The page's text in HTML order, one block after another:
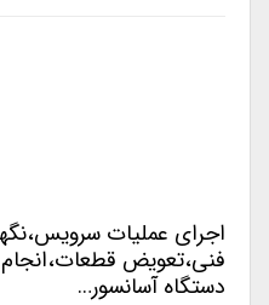
اجرای عملیات
دستگاه آسانسور…